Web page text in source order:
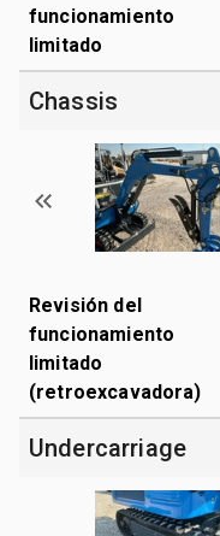
funcionamiento
limitado
Chassis
Revisión del
funcionamiento
limitado
(retroexcavadora)
Undercarriage